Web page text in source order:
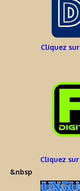
Cliquez
Cliquez
&nbsp